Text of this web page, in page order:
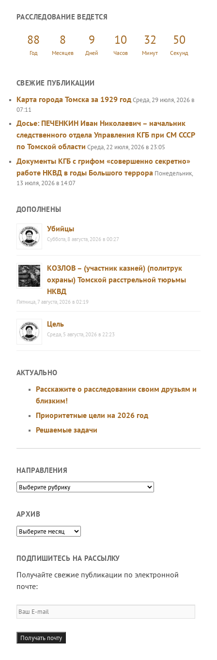
с
РАССЛЕДОВАНИЕ ВЕДЕТСЯ
88
Год
8
Месяцев
9
Дней
10
Часов
32
Минут
50
Секунд
СВЕЖИЕ ПУБЛИКАЦИИ
Карта города Томска за 1929 годСреда, 29 июля, 2026 в
07:11
Досье: ПЕЧЕНКИН Иван Николаевич – начальник
следственного отдела Управления КГБ при СМ СССР
по Томской области Среда, 22 июля, 2026 в 23:05
Документы КГБ с грифом «совершенно секретно»
работе НКВД в годы Большого террора Понедельник,
13 июля, 2026 в 14:07
ДОПОЛНЕНЫ
Убийцы
Суббота, 8 августа, 2026 в 00:27
КОЗЛОВ – (участник казней) (политрук
охраны) Томской расстрельной тюрьмы
НКВД
Пятница, 7 августа, 2026 в 02:19
Цель
Среда, 5 августа, 2026 в 22:23
АКТУАЛЬНО
Расскажите о расследовании своим друзьям и
близким!
Приоритетные цели на 2026 год
Решаемые задачи
НАПРАВЛЕНИЯ
Направления
АРХИВ
Архив
ПОДПИШИТЕСЬ НА РАССЫЛКУ
Получайте свежие публикации по электронной
почте:
Ваш
E-
mail
Получать почту